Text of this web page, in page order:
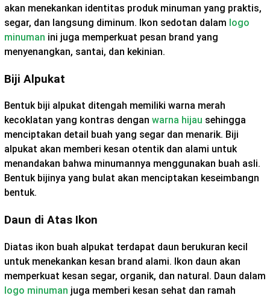
akan menekankan identitas produk minuman yang praktis,
segar, dan langsung diminum. Ikon sedotan dalam logo
minuman ini juga memperkuat pesan brand yang
menyenangkan, santai, dan kekinian.
Biji Alpukat
Bentuk biji alpukat ditengah memiliki warna merah
kecoklatan yang kontras dengan warna hijau sehingga
menciptakan detail buah yang segar dan menarik. Biji
alpukat akan memberi kesan otentik dan alami untuk
menandakan bahwa minumannya menggunakan buah asli.
Bentuk bijinya yang bulat akan menciptakan keseimbangn
bentuk.
Daun di Atas Ikon
Diatas ikon buah alpukat terdapat daun berukuran kecil
untuk menekankan kesan brand alami. Ikon daun akan
memperkuat kesan segar, organik, dan natural. Daun dalam
logo minuman juga memberi kesan sehat dan ramah